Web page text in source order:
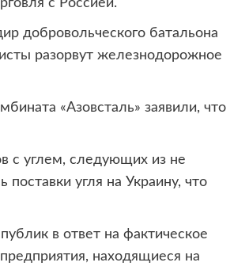
с Россией.
добровольческого батальона
разорвут железнодорожное
«Азовсталь» заявили, что
с углем, следующих из не
угля на Украину, что
в ответ на фактическое
находящиеся на